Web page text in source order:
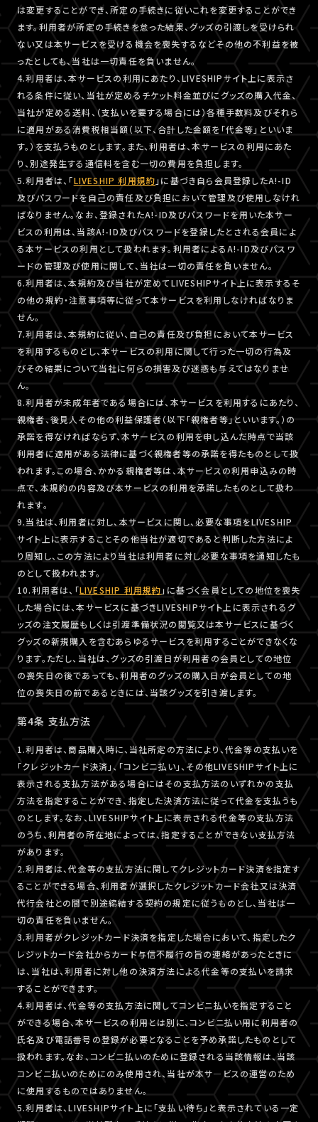
は変更することができ、所定の手続きに従いこれを変更することができ
ます。利用者が所定の手続きを怠った結果、グッズの引渡しを受けられ
ない又は本サービスを受ける機会を喪失するなどその他の不利益を被
ったとしても、当社は一切責任を負いません。
4.利用者は、本サービスの利用にあたり、LIVESHIPサイト上に表示さ
れる条件に従い、当社が定めるチケット料金並びにグッズの購入代金、
当社が定める送料、（支払いを要する場合には）各種手数料及びそれら
に適用がある消費税相当額（以下、合計した金額を「代金等」といいま
す。）を支払うものとします。また、利用者は、本サービスの利用にあた
り、別途発生する通信料を含む一切の費用を負担します。
5.利用者は、「LIVESHIP 利用規約 」に基づき自ら会員登録したA!-ID
及びパスワードを自己の責任及び負担において管理及び使用しなけれ
ばなりません。なお、登録されたA!-ID及びパスワードを用いた本サー
ビスの利用は、当該A!-ID及びパスワードを登録したとされる会員によ
る本サービスの利用として扱われます。利用者によるA!-ID及びパスワ
ードの管理及び使用に関して、当社は一切の責任を負いません。
6.利用者は、本規約及び当社が定めてLIVESHIPサイト上に表示するそ
の他の規約・注意事項等に従って本サービスを利用しなければなりま
せん。
7.利用者は、本規約に従い、自己の責任及び負担において本サービス
を利用するものとし、本サービスの利用に関して行った一切の行為及
びその結果について当社に何らの損害及び迷惑も与えてはなりませ
ん。
8.利用者が未成年者である場合には、本サービスを利用するにあたり、
親権者、後見人その他の利益保護者（以下「親権者等」といいます。）の
承諾を得なければならず、本サービスの利用を申し込んだ時点で当該
利用者に適用がある法律に基づく親権者等の承諾を得たものとして扱
われます。この場合、かかる親権者等は、本サービスの利用申込みの時
点で、本規約の内容及び本サービスの利用を承諾したものとして扱わ
れます。
9.当社は、利用者に対し、本サービスに関し、必要な事項をLIVESHIP
サイト上に表示することその他当社が適切であると判断した方法によ
り周知し、この方法により当社は利用者に対し必要な事項を通知したも
のとして扱われます。
10.利用者は、「LIVESHIP 利用規約 」に基づく会員としての地位を喪失
した場合には、本サービスに基づきLIVESHIPサイト上に表示されるグ
ッズの注文履歴もしくは引渡準備状況の閲覧又は本サービスに基づく
グッズの新規購入を含むあらゆるサービスを利用することができなくな
ります。ただし、当社は、グッズの引渡日が利用者の会員としての地位
の喪失日の後であっても、利用者のグッズの購入日が会員としての地
位の喪失日の前であるときには、当該グッズを引き渡します。
第4条 支払方法
1.利用者は、商品購入時に、当社所定の方法により、代金等の支払いを
「クレジットカード決済」、「コンビニ払い」、その他LIVESHIPサイト上に
表示される支払方法がある場合にはその支払方法のいずれかの支払
方法を指定することができ、指定した決済方法に従って代金を支払うも
のとします。なお、LIVESHIPサイト上に表示される代金等の支払方法
のうち、利用者の所在地によっては、指定することができない支払方法
があります。
2.利用者は、代金等の支払方法に関してクレジットカード決済を指定す
ることができる場合、利用者が選択したクレジットカード会社又は決済
代行会社との間で別途締結する契約の規定に従うものとし、当社は一
切の責任を負いません。
3.利用者がクレジットカード決済を指定した場合において、指定したク
レジットカード会社からカード与信不履行の旨の連絡があったときに
は、当社は、利用者に対し他の決済方法による代金等の支払いを請求
することができます。
4.利用者は、代金等の支払方法に関してコンビニ払いを指定すること
ができる場合、本サービスの利用とは別に、コンビニ払い用に利用者の
氏名及び電話番号の登録が必要となることを予め承諾したものとして
扱われます。なお、コンビニ払いのために登録される当該情報は、当該
コンビニ払いのためにのみ使用され、当社が本サ―ビスの運営のため
に使用するものではありません。
5.利用者は、LIVESHIPサイト上に「支払い待ち」と表示されている一定